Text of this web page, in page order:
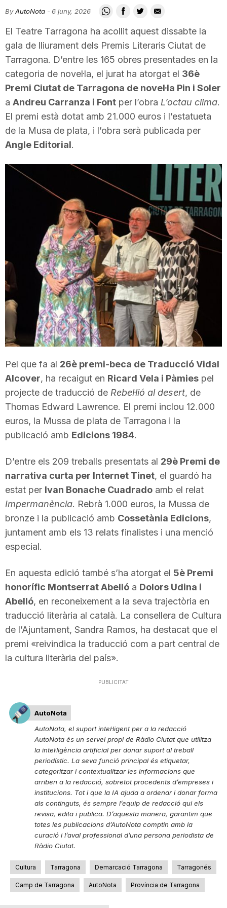
i
u
t
a
d
a
g
o
n
By AutoNota -6 juny, 2026
El Teatre Tarragona ha acollit aquest dissabte la
gala de lliurament dels Premis Literaris Ciutat de
Tarragona. D’entre les 165 obres presentades en la
categoria de novel·la, el jurat ha atorgat el 36è
Premi Ciutat de Tarragona de novel·la Pin i Soler
a Andreu Carranza i Font per l’obra L’octau clima.
El premi està dotat amb 21.000 euros i l’estatueta
de la Musa de plata, i l’obra serà publicada per
Angle Editorial.
Pel que fa al 26è premi-beca de Traducció Vidal
Alcover, ha recaigut en Ricard Vela i Pàmies pel
projecte de traducció de Rebel·lió al desert, de
Thomas Edward Lawrence. El premi inclou 12.000
euros, la Mussa de plata de Tarragona i la
publicació amb Edicions 1984.
D’entre els 209 treballs presentats al 29è Premi de
narrativa curta per Internet Tinet, el guardó ha
estat per Ivan Bonache Cuadrado amb el relat
Impermanència. Rebrà 1.000 euros, la Mussa de
bronze i la publicació amb Cossetània Edicions,
juntament amb els 13 relats finalistes i una menció
especial.
En aquesta edició també s’ha atorgat el 5è Premi
honorífic Montserrat Abelló a Dolors Udina i
Abelló, en reconeixement a la seva trajectòria en
traducció literària al català. La consellera de Cultura
de l’Ajuntament, Sandra Ramos, ha destacat que el
premi «reivindica la traducció com a part central de
la cultura literària del país».
PUBLICITAT
AutoNota
AutoNota, el suport intel·ligent per a la redacció
AutoNota és un servei propi de Ràdio Ciutat que utilitza
la intel·ligència artificial per donar suport al treball
periodístic. La seva funció principal és etiquetar,
categoritzar i contextualitzar les informacions que
arriben a la redacció, sobretot procedents d’empreses i
institucions. Tot i que la IA ajuda a ordenar i donar forma
als continguts, és sempre l’equip de redacció qui els
revisa, edita i publica. D’aquesta manera, garantim que
totes les publicacions d’AutoNota comptin amb la
curació i l’aval professional d’una persona periodista de
Ràdio Ciutat.
Cultura Tarragona Demarcació Tarragona Tarragonés
Camp de Tarragona AutoNota Província de Tarragona